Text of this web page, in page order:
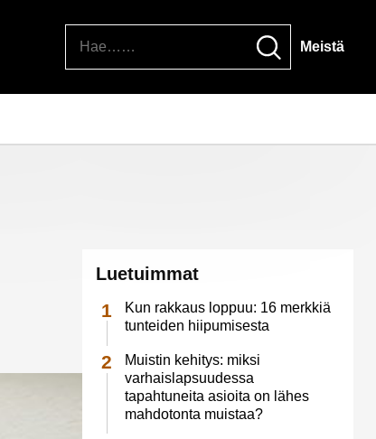
Meistä
Luetuimmat
Kun rakkaus loppuu: 16 merkkiä
tunteiden hiipumisesta
Muistin kehitys: miksi
varhaislapsuudessa
tapahtuneita asioita on lähes
mahdotonta muistaa?